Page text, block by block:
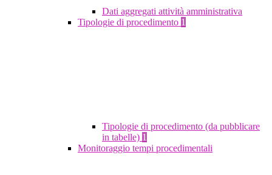
Dati aggregati attività amministrativa
Tipologie di procedimento 1
Tipologie di procedimento (da pubblicare
in tabelle) 1
Monitoraggio tempi procedimentali